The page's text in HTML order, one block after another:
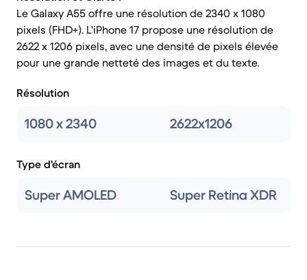
Le Galaxy A55 offre une résolution de 2340 x 1080
pixels (FHD+). L'iPhone 17 propose une résolution de
2622 x 1206 pixels, avec une densité de pixels élevée
pour une grande netteté des images et du texte.
Résolution
1080 x 2340 2622x1206
Type d'écran
Super AMOLED Super Retina XDR